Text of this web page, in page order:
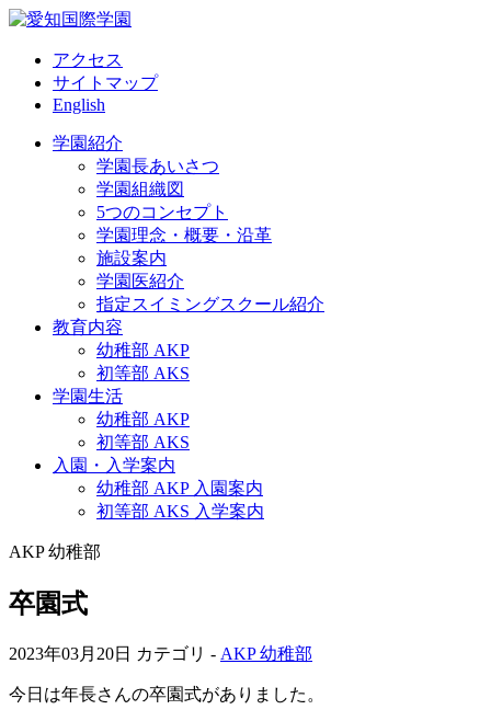
アクセス
サイトマップ
English
学園紹介
学園長あいさつ
学園組織図
5つのコンセプト
学園理念・概要・沿革
施設案内
学園医紹介
指定スイミングスクール紹介
教育内容
幼稚部 AKP
初等部 AKS
学園生活
幼稚部 AKP
初等部 AKS
入園・入学案内
幼稚部 AKP 入園案内
初等部 AKS 入学案内
AKP 幼稚部
卒園式
2023年03月20日 カテゴリ - AKP 幼稚部
今日は年長さんの卒園式がありました。